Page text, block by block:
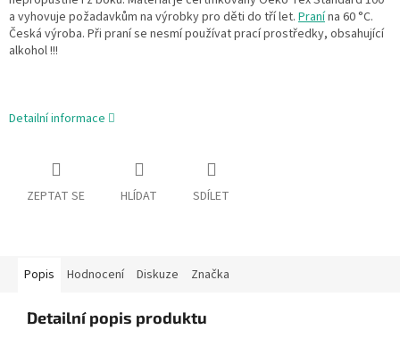
a vyhovuje požadavkům na výrobky pro děti do tří let. Pranína 60 °C.
Česká výroba. Při praní se nesmí používat prací prostředky, obsahující
alkohol !!!
Detailní informace
ZEPTAT SE HLÍDAT SDÍLET
Popis Hodnocení Diskuze Značka
Detailní popis produktu